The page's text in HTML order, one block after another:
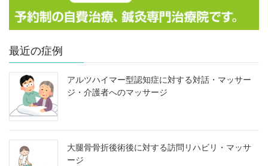
最近の症例
アルツハイマー型認知症に対する対話・マッサー
ジ・介護者へのマッサージ
大腿骨骨折後術後に対する訪問リハビリ・マッサ
ージ